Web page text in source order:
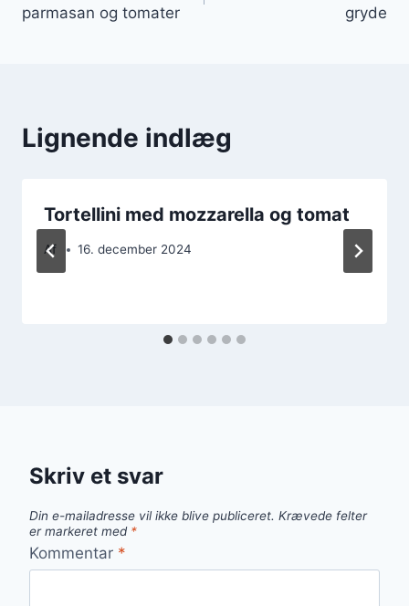
parmasan og tomater
gryde
Lignende indlæg
Tortellini med mozzarella og tomat
Af 16. december 2024
Skriv et svar
Din e-mailadresse vil ikke blive publiceret. Krævede felter
er markeret med *
Kommentar *